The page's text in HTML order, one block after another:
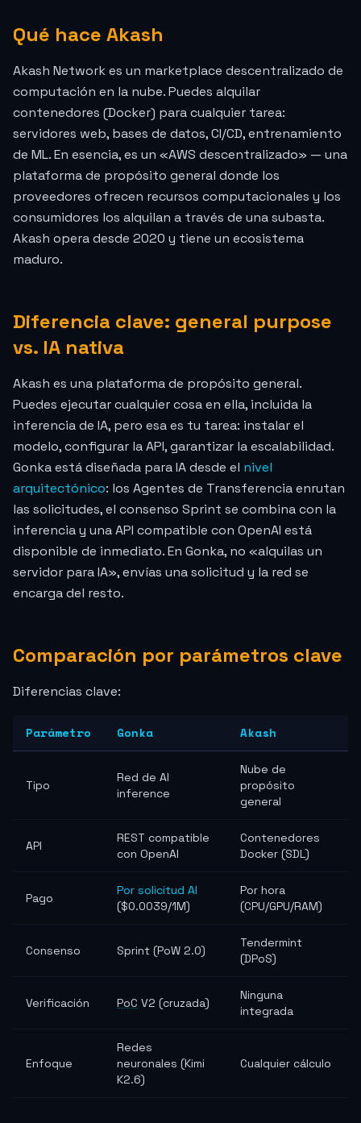
Qué hace Akash
Akash Network es un marketplace descentralizado de
computación en la nube. Puedes alquilar
contenedores (Docker) para cualquier tarea:
servidores web, bases de datos, CI/CD, entrenamiento
de ML. En esencia, es un «AWS descentralizado» — una
plataforma de propósito general donde los
proveedores ofrecen recursos computacionales y los
consumidores los alquilan a través de una subasta.
Akash opera desde 2020 y tiene un ecosistema
maduro.
Diferencia clave: general purpose
vs. IA nativa
Akash es una plataforma de propósito general.
Puedes ejecutar cualquier cosa en ella, incluida la
inferencia de IA, pero esa es tu tarea: instalar el
modelo, configurar la API, garantizar la escalabilidad.
Gonka está diseñada para IA desde el nivel
arquitectónico: los Agentes de Transferencia enrutan
las solicitudes, el consenso Sprint se combina con la
inferencia y una API compatible con OpenAI está
disponible de inmediato. En Gonka, no «alquilas un
servidor para IA», envías una solicitud y la red se
encarga del resto.
Comparación por parámetros clave
Diferencias clave:
Parámetro Gonka Akash
Tipo
Red de AI
inference
Nube de
propósito
general
API
REST compatible
con OpenAI
Contenedores
Docker (SDL)
Pago
Por solicitud AI
($0.0039/1M)
Por hora
(CPU/GPU/RAM)
Consenso Sprint (PoW 2.0)
Tendermint
(DPoS)
Verificación PoC V2 (cruzada)
Ninguna
integrada
Enfoque
Redes
neuronales (Kimi
K2.6)
Cualquier cálculo